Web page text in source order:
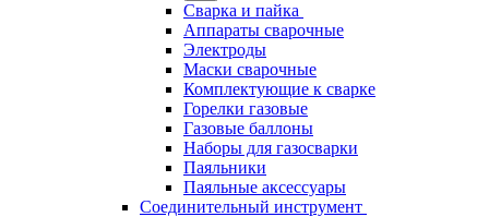
Сварка и пайка
Аппараты сварочные
Электроды
Маски сварочные
Комплектующие к сварке
Горелки газовые
Газовые баллоны
Наборы для газосварки
Паяльники
Паяльные аксессуары
Соединительный инструмент